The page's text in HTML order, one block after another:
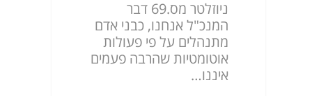
ניוזלטר מס.69 דבר
המנכ"ל אנחנו, כבני אדם
מתנהלים על פי פעולות
אוטומטיות שהרבה פעמים
איננו…